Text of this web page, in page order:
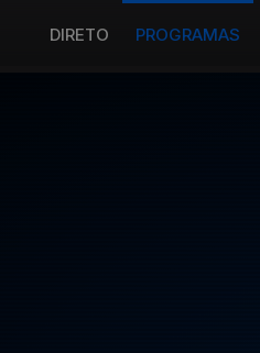
DIRETO PROGRAMAS